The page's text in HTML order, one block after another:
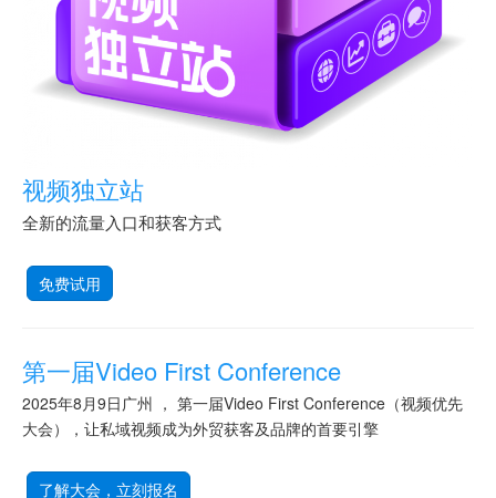
视频独立站
全新的流量入口和获客方式
免费试用
第一届Video First Conference
2025年8月9日广州 ， 第一届Video First Conference（视频优先
大会），让私域视频成为外贸获客及品牌的首要引擎
了解大会，立刻报名